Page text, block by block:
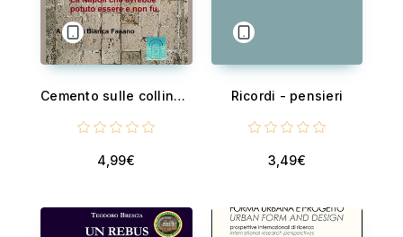
Cemento sulle colline - La Napoli che avrebbe potuto esssere e non fu
4,99€
Ricordi - pensieri
3,49€